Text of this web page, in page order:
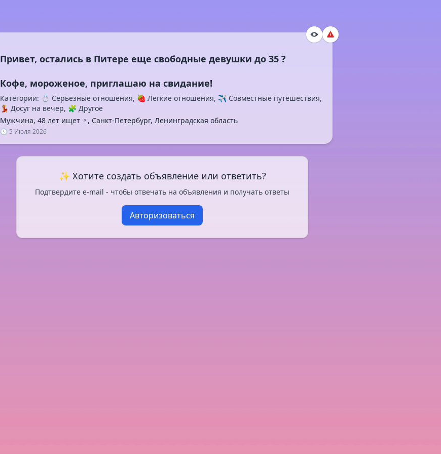
Привет, остались в Питере еще свободные девушки до 35 ?
Категории: 💍 Серьезные отношения, 🍓 Легкие отношения, ✈️ Совместные путешествия,
💃 Досуг на вечер, 🧩 Другое
Мужчина, 48 лет ищет ♀️, Санкт-Петербург, Ленинградская область
🕓 5 Июля 2026
✨ Хотите создать объявление или ответить?
Подтвердите e-mail - чтобы отвечать на объявления и получать ответы
Авторизоваться